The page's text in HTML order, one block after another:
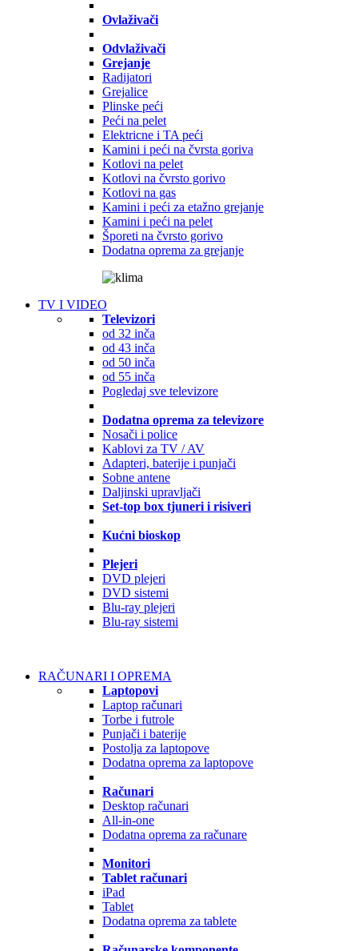
Ovlaživači
Odvlaživači
Grejanje
Radijatori
Grejalice
Plinske peći
Peći na pelet
Elektricne i TA peći
Kamini i peći na čvrsta goriva
Kotlovi na pelet
Kotlovi na čvrsto gorivo
Kotlovi na gas
Kamini i peći za etažno grejanje
Kamini i peći na pelet
Šporeti na čvrsto gorivo
Dodatna oprema za grejanje
TV I VIDEO
Televizori
od 32 inča
od 43 inča
od 50 inča
od 55 inča
Pogledaj sve televizore
Dodatna oprema za televizore
Nosači i police
Kablovi za TV / AV
Adapteri, baterije i punjači
Sobne antene
Daljinski upravljači
Set-top box tjuneri i risiveri
Kućni bioskop
Plejeri
DVD plejeri
DVD sistemi
Blu-ray plejeri
Blu-ray sistemi
RAČUNARI I OPREMA
Laptopovi
Laptop računari
Torbe i futrole
Punjači i baterije
Postolja za laptopove
Dodatna oprema za laptopove
Računari
Desktop računari
All-in-one
Dodatna oprema za računare
Monitori
Tablet računari
iPad
Tablet
Dodatna oprema za tablete